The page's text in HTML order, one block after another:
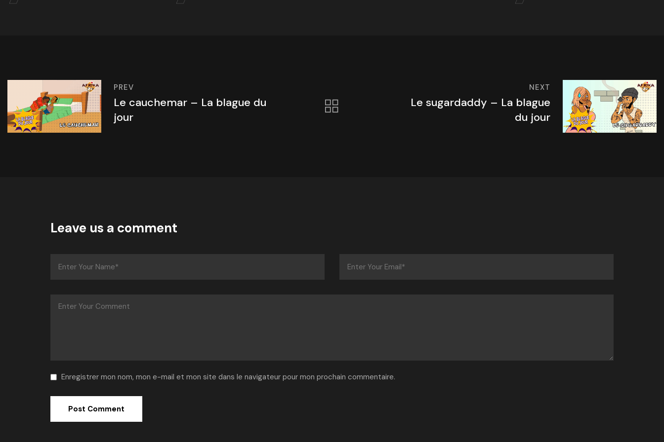
PREV
Le cauchemar – La blague du
jour
NEXT
Le sugardaddy – La blague
du jour
Leave us a comment
Enregistrer mon nom, mon e-mail et mon site dans le navigateur pour mon prochain commentaire.